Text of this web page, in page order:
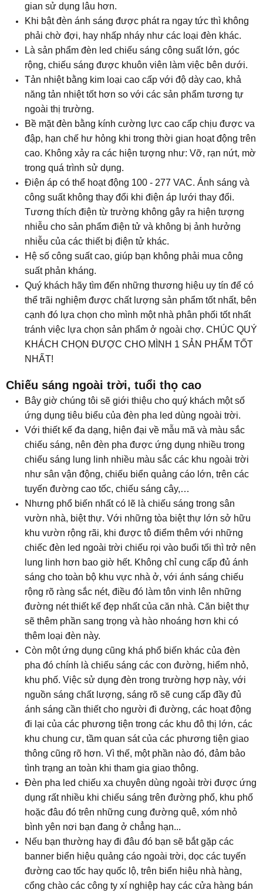
gian sử dụng lâu hơn.
Khi bật đèn ánh sáng được phát ra ngay tức thì không
phải chờ đợi, hay nhấp nháy như các loại đèn khác.
Là sản phẩm đèn led chiếu sáng công suất lớn, góc
rộng, chiếu sáng được khuôn viên làm việc bên dưới.
Tản nhiệt bằng kim loại cao cấp với độ dày cao, khả
năng tản nhiệt tốt hơn so với các sản phẩm tương tự
ngoài thị trường.
Bề mặt đèn bằng kính cường lực cao cấp chịu được va
đập, hạn chế hư hỏng khi trong thời gian hoạt động trên
cao. Không xảy ra các hiện tượng như: Vỡ, rạn nứt, mờ
trong quá trình sử dụng.
Điện áp có thể hoạt động 100 - 277 VAC. Ánh sáng và
công suất không thay đổi khi điện áp lưới thay đổi.
Tương thích điện từ trường không gây ra hiện tượng
nhiễu cho sản phẩm điện tử và không bị ảnh hưởng
nhiễu của các thiết bị điện tử khác.
Hệ số công suất cao, giúp bạn không phải mua công
suất phản kháng.
Quý khách hãy tìm đến những thương hiệu uy tín để có
thể trãi nghiệm được chất lượng sản phẩm tốt nhất, bên
cạnh đó lựa chọn cho mình một nhà phân phối tốt nhất
tránh việc lựa chọn sản phẩm ở ngoài chợ. CHÚC QUÝ
KHÁCH CHỌN ĐƯỢC CHO MÌNH 1 SẢN PHẨM TỐT
NHẤT!
​Chiếu sáng ngoài trời, tuổi thọ cao
Bây giờ chúng tôi sẽ giới thiệu cho quý khách một số
ứng dụng tiêu biểu của đèn pha led dùng ngoài trời.
Với thiết kế đa dạng, hiện đại về mẫu mã và màu sắc
chiếu sáng, nên đèn pha được ứng dụng nhiều trong
chiếu sáng lung linh nhiều màu sắc các khu ngoài trời
như sân vận động, chiếu biển quảng cáo lớn, trên các
tuyến đường cao tốc, chiếu sáng cây,…
Nhưng phổ biến nhất có lẽ là chiếu sáng trong sân
vườn nhà, biệt thự. Với những tòa biệt thự lớn sở hữu
khu vườn rộng rãi, khi được tô điểm thêm với những
chiếc đèn led ngoài trời chiếu rọi vào buổi tối thì trở nên
lung linh hơn bao giờ hết. Không chỉ cung cấp đủ ánh
sáng cho toàn bộ khu vực nhà ở, với ánh sáng chiếu
rộng rõ ràng sắc nét, điều đó làm tôn vinh lên những
đường nét thiết kế đẹp nhất của căn nhà. Căn biệt thự
sẽ thêm phần sang trọng và hào nhoáng hơn khi có
thêm loại đèn này.
Còn một ứng dụng cũng khá phổ biến khác của đèn
pha đó chính là chiếu sáng các con đường, hiểm nhỏ,
khu phố. Việc sử dụng đèn trong trường hợp này, với
nguồn sáng chất lượng, sáng rõ sẽ cung cấp đầy đủ
ánh sáng cần thiết cho người đi đường, các hoạt động
đi lại của các phương tiện trong các khu đô thị lớn, các
khu chung cư, tầm quan sát của các phương tiện giao
thông cũng rõ hơn. Vì thế, một phần nào đó, đảm bảo
tình trạng an toàn khi tham gia giao thông.
Đèn pha led chiếu xa chuyên dùng ngoài trời được ứng
dụng rất nhiều khi chiếu sáng trên đường phố, khu phố
hoặc đâu đó trên những cung đường quê, xóm nhỏ
bình yên nơi bạn đang ở chẳng hạn...
Nếu bạn thường hay đi đâu đó bạn sẽ bắt gặp các
banner biển hiệu quảng cáo ngoài trời, dọc các tuyến
đường cao tốc hay quốc lộ, trên biển hiệu nhà hàng,
cổng chào các công ty xí nghiệp hay các cửa hàng bán